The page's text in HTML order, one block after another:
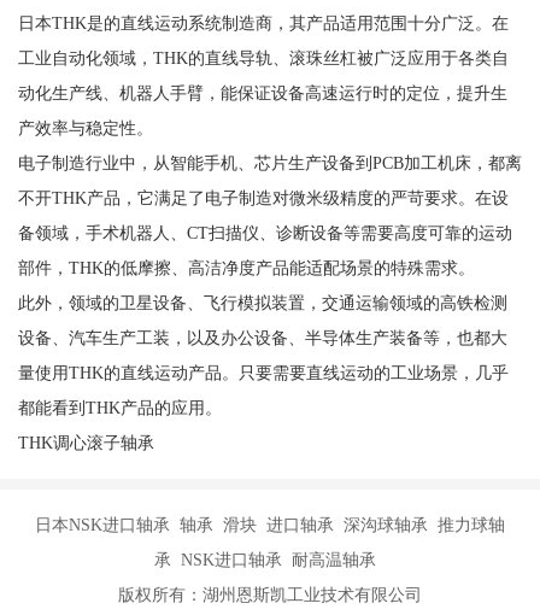
日本THK是的直线运动系统制造商，其产品适用范围十分广泛。在
工业自动化领域，THK的直线导轨、滚珠丝杠被广泛应用于各类自
动化生产线、机器人手臂，能保证设备高速运行时的定位，提升生
产效率与稳定性。
电子制造行业中，从智能手机、芯片生产设备到PCB加工机床，都离
不开THK产品，它满足了电子制造对微米级精度的严苛要求。在设
备领域，手术机器人、CT扫描仪、诊断设备等需要高度可靠的运动
部件，THK的低摩擦、高洁净度产品能适配场景的特殊需求。
此外，领域的卫星设备、飞行模拟装置，交通运输领域的高铁检测
设备、汽车生产工装，以及办公设备、半导体生产装备等，也都大
量使用THK的直线运动产品。只要需要直线运动的工业场景，几乎
都能看到THK产品的应用。
THK调心滚子轴承
日本NSK进口轴承 轴承 滑块 进口轴承 深沟球轴承 推力球轴
承 NSK进口轴承 耐高温轴承
版权所有：湖州恩斯凯工业技术有限公司